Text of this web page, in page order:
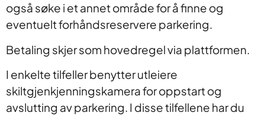
også søke i et annet område for å finne og
eventuelt forhåndsreservere parkering.
Betaling skjer som hovedregel via plattformen.
I enkelte tilfeller benytter utleiere
skiltgjenkjenningskamera for oppstart og
avslutting av parkering. I disse tilfellene har du